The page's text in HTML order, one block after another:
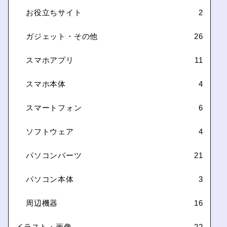
お役立ちサイト 2
ガジェット・その他 26
スマホアプリ 11
スマホ本体 4
スマートフォン 6
ソフトウェア 4
パソコンパーツ 21
パソコン本体 3
周辺機器 16